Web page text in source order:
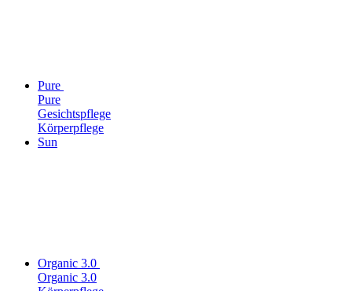
Pure
Pure
Gesichtspflege
Körperpflege
Sun
Organic 3.0
Organic 3.0